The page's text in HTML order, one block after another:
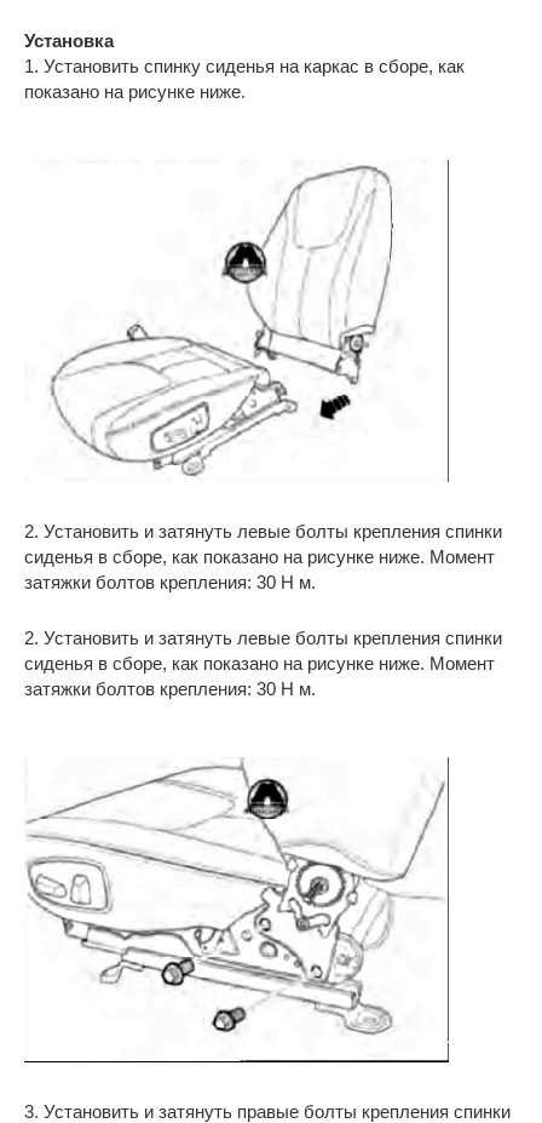
Установка
1. Установить спинку сиденья на каркас в сборе, как
показано на рисунке ниже.
2. Установить и затянуть левые болты крепления спинки
сиденья в сборе, как показано на рисунке ниже. Момент
затяжки болтов крепления: 30 Н м.
2. Установить и затянуть левые болты крепления спинки
сиденья в сборе, как показано на рисунке ниже. Момент
затяжки болтов крепления: 30 Н м.
3. Установить и затянуть правые болты крепления спинки